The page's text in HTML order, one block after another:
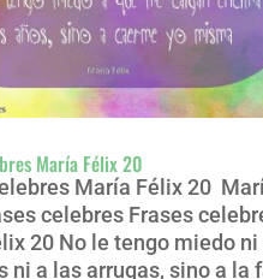
María Félix 20
María Félix 20
celebres Frases
20 No le tengo miedo ni
ni a las arrugas, sino a la